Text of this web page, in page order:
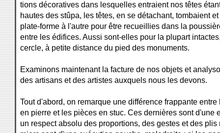
tions décoratives dans lesquelles entraient nos têtes
hautes des stûpa, les têtes, en se détachant, tombaient
plate-forme à l'autre pour être recueillies dans la
entre les édifices. Aussi sont-elles pour la plupart
cercle, à petite distance du pied des monuments.
Examinons maintenant la facture de nos objets et
des artisans et des artistes auxquels nous les devons.
Tout d'abord, on remarque une différence frappante
en pierre et les pièces en stuc. Ces dernières sont d'une
un respect absolu des proportions, des gestes et des plis